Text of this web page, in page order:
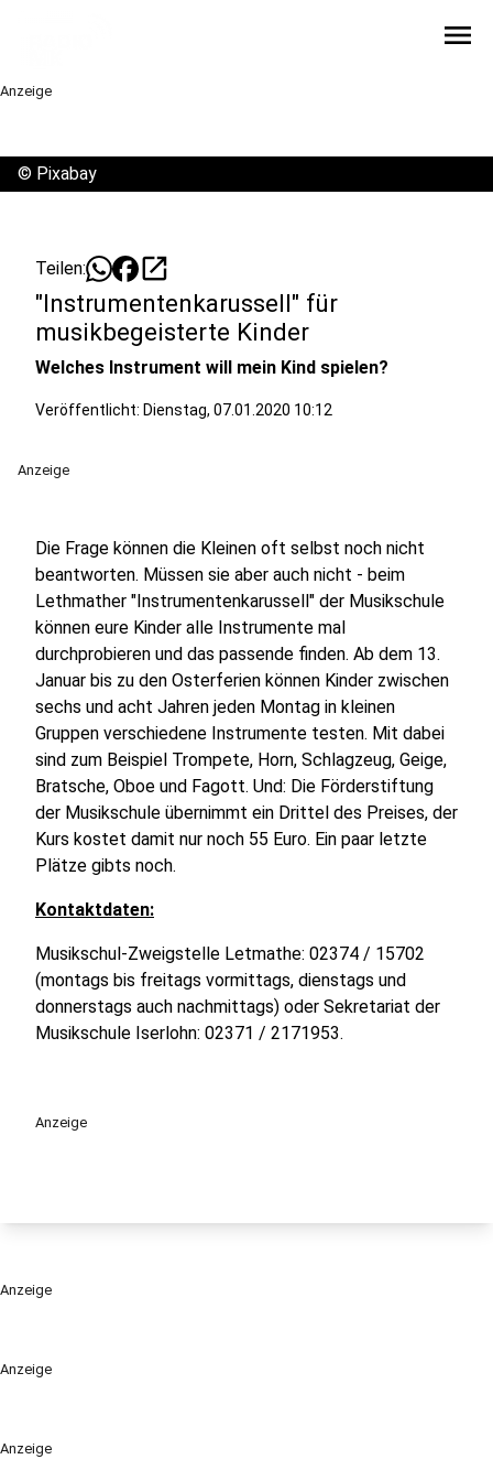
menu
Anzeige
Anzeige
Anzeige
© Pixabay
Teilen: open_in_new
"Instrumentenkarussell" für
musikbegeisterte Kinder
Welches Instrument will mein Kind spielen?
Veröffentlicht: Dienstag, 07.01.2020 10:12
Anzeige
Die Frage können die Kleinen oft selbst noch nicht
beantworten. Müssen sie aber auch nicht - beim
Lethmather "Instrumentenkarussell" der Musikschule
können eure Kinder alle Instrumente mal
durchprobieren und das passende finden. Ab dem 13.
Januar bis zu den Osterferien können Kinder zwischen
sechs und acht Jahren jeden Montag in kleinen
Gruppen verschiedene Instrumente testen. Mit dabei
sind zum Beispiel Trompete, Horn, Schlagzeug, Geige,
Bratsche, Oboe und Fagott. Und: Die Förderstiftung
der Musikschule übernimmt ein Drittel des Preises, der
Kurs kostet damit nur noch 55 Euro. Ein paar letzte
Plätze gibts noch.
Kontaktdaten:
Musikschul-Zweigstelle Letmathe: 02374 / 15702
(montags bis freitags vormittags, dienstags und
donnerstags auch nachmittags) oder Sekretariat der
Musikschule Iserlohn: 02371 / 2171953.
Anzeige
Anzeige